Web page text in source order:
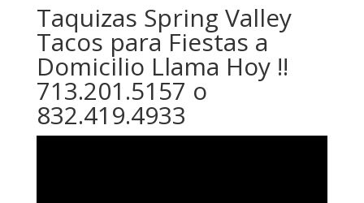
Taquizas Spring Valley
Tacos para Fiestas a
Domicilio Llama Hoy !!
713.201.5157 o
832.419.4933